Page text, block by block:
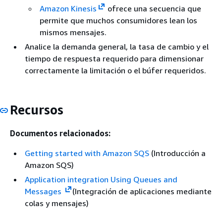
Amazon Kinesis
ofrece una secuencia que
permite que muchos consumidores lean los
mismos mensajes.
Analice la demanda general, la tasa de cambio y el
tiempo de respuesta requerido para dimensionar
correctamente la limitación o el búfer requeridos.
Recursos
Documentos relacionados:
Getting started with Amazon SQS (Introducción a
Amazon SQS)
Application integration Using Queues and
Messages
(Integración de aplicaciones mediante
colas y mensajes)